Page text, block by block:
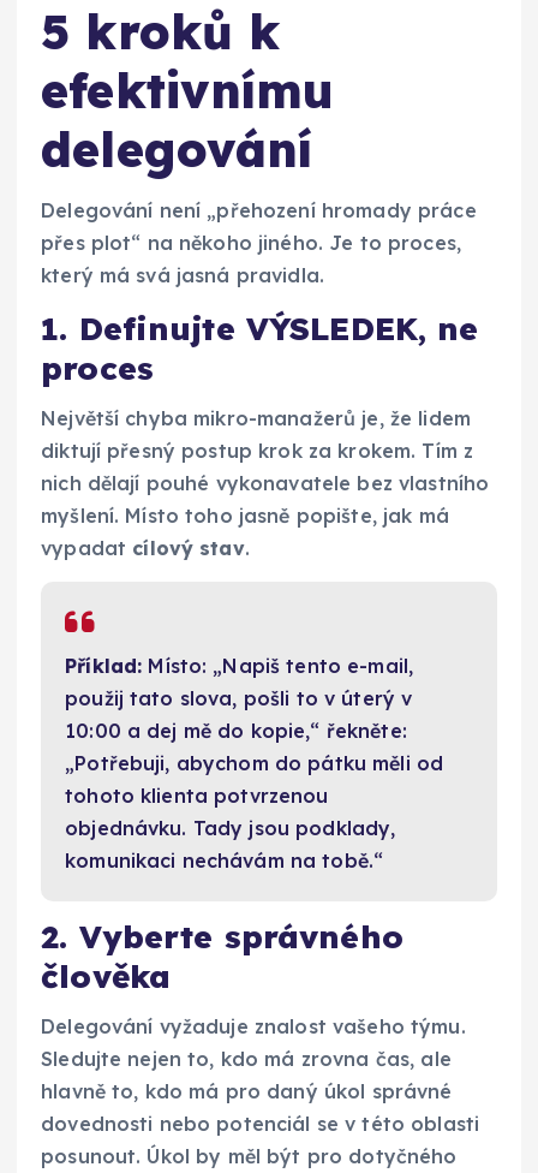
5 kroků k
efektivnímu
delegování
Delegování není „přehození hromady práce
přes plot“ na někoho jiného. Je to proces,
který má svá jasná pravidla.
1. Definujte VÝSLEDEK, ne
proces
Největší chyba mikro-manažerů je, že lidem
diktují přesný postup krok za krokem. Tím z
nich dělají pouhé vykonavatele bez vlastního
myšlení. Místo toho jasně popište, jak má
vypadat cílový stav.
Příklad: Místo: „Napiš tento e-mail,
použij tato slova, pošli to v úterý v
10:00 a dej mě do kopie,“ řekněte:
„Potřebuji, abychom do pátku měli od
tohoto klienta potvrzenou
objednávku. Tady jsou podklady,
komunikaci nechávám na tobě.“
2. Vyberte správného
člověka
Delegování vyžaduje znalost vašeho týmu.
Sledujte nejen to, kdo má zrovna čas, ale
hlavně to, kdo má pro daný úkol správné
dovednosti nebo potenciál se v této oblasti
posunout. Úkol by měl být pro dotyčného